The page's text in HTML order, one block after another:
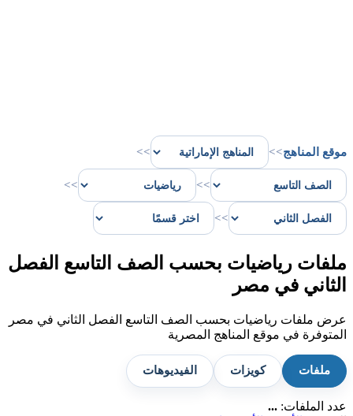
موقع المناهج>>
>>
>>
>>
>>
ملفات رياضيات بحسب الصف التاسع الفصل
الثاني في مصر
عرض ملفات رياضيات بحسب الصف التاسع الفصل الثاني في مصر
المتوفرة في موقع المناهج المصرية
ملفات كويزات الفيديوهات
عدد الملفات: ...